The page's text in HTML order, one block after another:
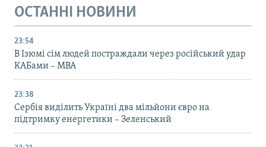
ОСТАННІ НОВИНИ
23:54
В Ізюмі сім людей постраждали через російський удар
КАБами – МВА
23:38
Сербія виділить Україні два мільйони євро на
підтримку енергетики – Зеленський